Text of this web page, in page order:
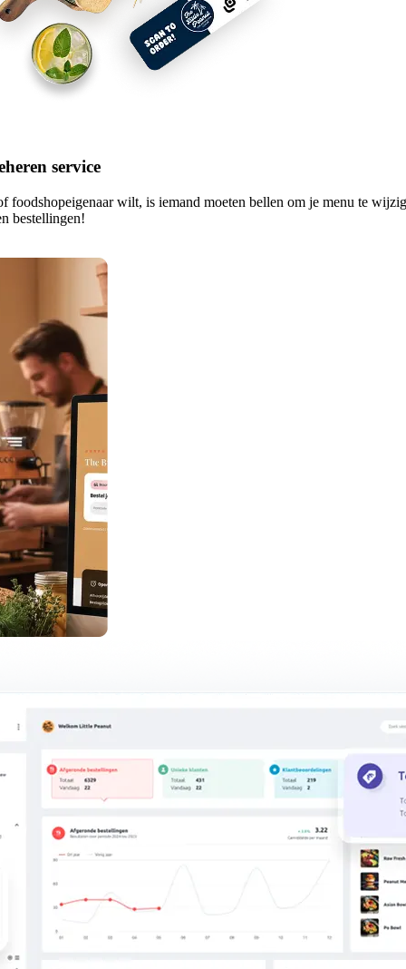
service
foodshopeigenaar wilt, is iemand moeten bellen om je menu te
bestellingen!